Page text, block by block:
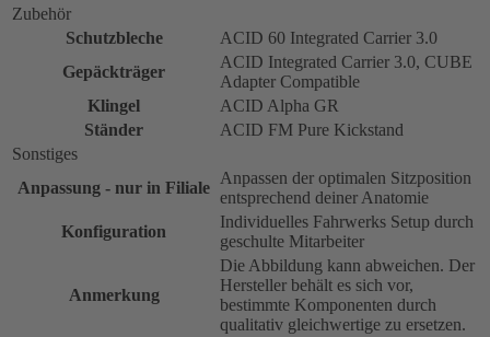
Zubehör
Schutzbleche
ACID 60 Integrated Carrier 3.0
Gepäckträger
ACID Integrated Carrier 3.0, CUBE
Adapter Compatible
Klingel
ACID Alpha GR
Ständer
ACID FM Pure Kickstand
Sonstiges
Anpassung - nur in Filiale
Anpassen der optimalen Sitzposition
entsprechend deiner Anatomie
Konfiguration
Individuelles Fahrwerks Setup durch
geschulte Mitarbeiter
Anmerkung
Die Abbildung kann abweichen. Der
Hersteller behält es sich vor,
bestimmte Komponenten durch
qualitativ gleichwertige zu ersetzen.